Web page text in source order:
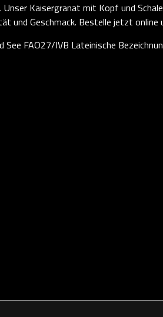
Kaisergranat mit Kopf und
Geschmack. Bestelle jetzt online
FAO27/IVB Lateinische